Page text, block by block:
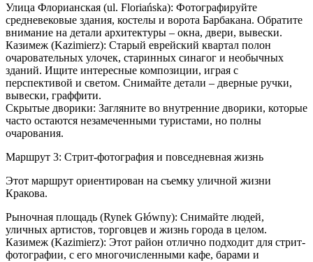
Улица Флорианская (ul. Floriańska): Фотографируйте
средневековые здания, костелы и ворота Барбакана. Обратите
внимание на детали архитектуры – окна, двери, вывески.
Казимеж (Kazimierz): Старый еврейский квартал полон
очаровательных улочек, старинных синагог и необычных
зданий. Ищите интересные композиции, играя с
перспективой и светом. Снимайте детали – дверные ручки,
вывески, граффити.
Скрытые дворики: Загляните во внутренние дворики, которые
часто остаются незамеченными туристами, но полны
очарования.
Маршрут 3: Стрит-фотография и повседневная жизнь
Этот маршрут ориентирован на съемку уличной жизни
Кракова.
Рыночная площадь (Rynek Główny): Снимайте людей,
уличных артистов, торговцев и жизнь города в целом.
Казимеж (Kazimierz): Этот район отлично подходит для стрит-
фотографии, с его многочисленными кафе, барами и